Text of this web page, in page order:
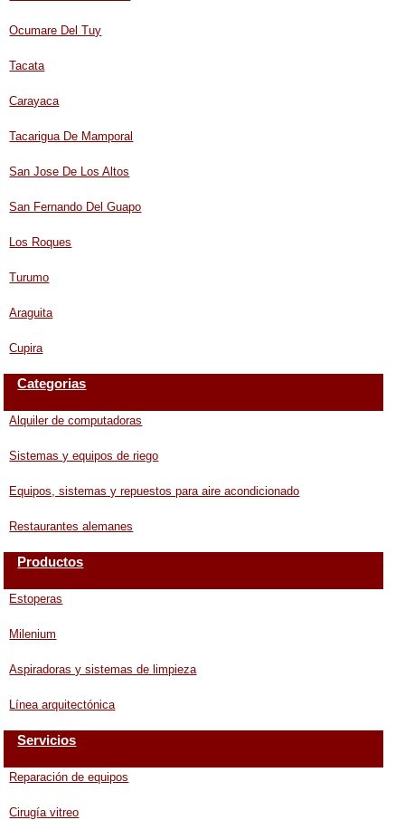
Ocumare Del Tuy
Tacata
Carayaca
Tacarigua De Mamporal
San Jose De Los Altos
San Fernando Del Guapo
Los Roques
Turumo
Araguita
Cupira
Categorias
Alquiler de computadoras
Sistemas y equipos de riego
Equipos, sistemas y repuestos para aire acondicionado
Restaurantes alemanes
Productos
Estoperas
Milenium
Aspiradoras y sistemas de limpieza
Línea arquitectónica
Servicios
Reparación de equipos
Cirugía vitreo